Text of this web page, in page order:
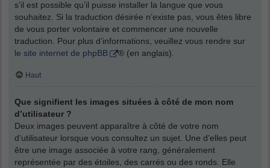
s’il est possible qu’il puisse installer la langue que vous
souhaitez. Si la traduction désirée n’existe pas, vous êtes libre
de vous porter volontaire et commencer une nouvelle
traduction. Pour plus d’informations, veuillez vous rendre sur
le site internet de phpBB
® (en anglais).
Haut
Que signifient les images situées à côté de mon nom
d’utilisateur ?
Deux images peuvent apparaître à côté de votre nom
d’utilisateur lorsque vous consultez un sujet. Une d’elles peut
être une image associée à votre rang, généralement
représentée par des étoiles, des carrés ou des ronds. Elle